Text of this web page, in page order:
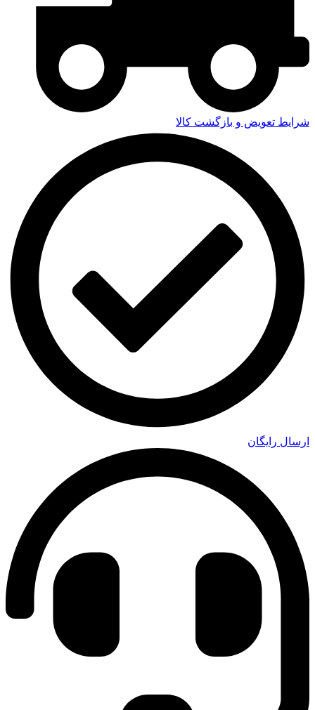
شرایط تعویض و بازگشت کالا
ارسال رایگان